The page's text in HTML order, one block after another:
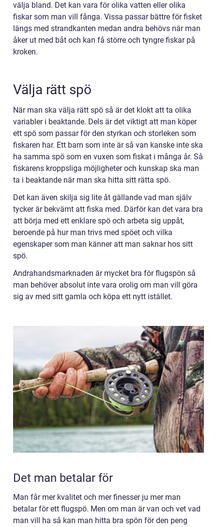
välja bland. Det kan vara för olika vatten eller olika
fiskar som man vill fånga. Vissa passar bättre för fisket
längs med strandkanten medan andra behövs när man
åker ut med båt och kan få större och tyngre fiskar på
kroken.
Välja rätt spö
När man ska välja rätt spö så är det klokt att ta olika
variabler i beaktande. Dels är det viktigt att man köper
ett spö som passar för den styrkan och storleken som
fiskaren har. Ett barn som inte är så van kanske inte ska
ha samma spö som en vuxen som fiskat i många år. Så
fiskarens kroppsliga möjligheter och kunskap ska man
ta i beaktande när man ska hitta sitt rätta spö.
Det kan även skilja sig lite åt gällande vad man själv
tycker är bekvämt att fiska med. Därför kan det vara bra
att börja med ett enklare spö och arbeta sig uppåt,
beroende på hur man trivs med spöet och vilka
egenskaper som man känner att man saknar hos sitt
spö.
Andrahandsmarknaden är mycket bra för flugspön så
man behöver absolut inte vara orolig om man vill göra
sig av med sitt gamla och köpa ett nytt istället.
Det man betalar för
Man får mer kvalitet och mer finesser ju mer man
betalar för ett flugspö. Men om man är van och vet vad
man vill ha så kan man hitta bra spön för den peng